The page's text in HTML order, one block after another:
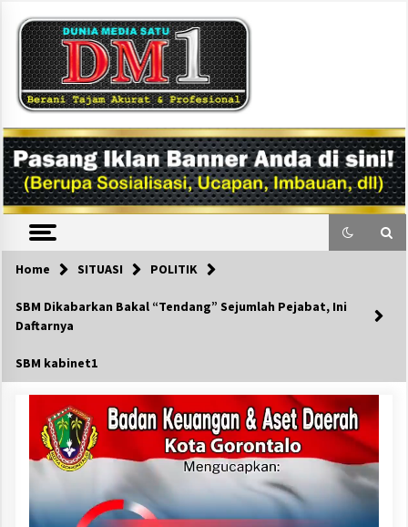
content
DM1
Home SITUASI POLITIK
SBM Dikabarkan Bakal “Tendang” Sejumlah Pejabat, Ini
Daftarnya
SBM kabinet1